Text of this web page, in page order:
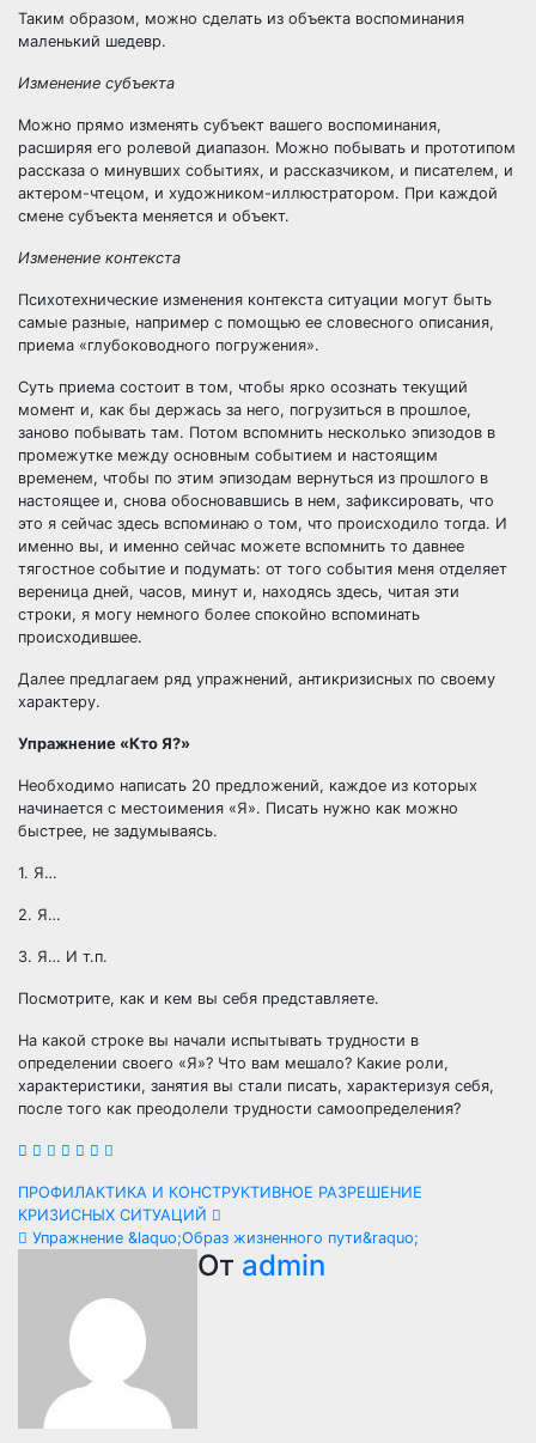
Таким образом, можно сделать из объекта воспоминания
маленький шедевр.
Изменение субъекта
Можно прямо изменять субъект вашего воспоминания,
расширяя его ролевой диапазон. Можно побывать и прототипом
рассказа о минувших событиях, и рассказчиком, и писателем, и
актером-чтецом, и художником-иллюстратором. При каждой
смене субъекта меняется и объект.
Изменение контекста
Психотехнические изменения контекста ситуации могут быть
самые разные, например с помощью ее словесного описания,
приема «глубоководного погружения».
Суть приема состоит в том, чтобы ярко осознать текущий
момент и, как бы держась за него, погрузиться в прошлое,
заново побывать там. Потом вспомнить несколько эпизодов в
промежутке между основным событием и настоящим
временем, чтобы по этим эпизодам вернуться из прошлого в
настоящее и, снова обосновавшись в нем, зафиксировать, что
это я сейчас здесь вспоминаю о том, что происходило тогда. И
именно вы, и именно сейчас можете вспомнить то давнее
тягостное событие и подумать: от того события меня отделяет
вереница дней, часов, минут и, находясь здесь, читая эти
строки, я могу немного более спокойно вспоминать
происходившее.
Далее предлагаем ряд упражнений, антикризисных по своему
характеру.
Упражнение «Кто Я?»
Необходимо написать 20 предложений, каждое из которых
начинается с местоимения «Я». Писать нужно как можно
быстрее, не задумываясь.
1. Я…
2. Я…
3. Я… И т.п.
Посмотрите, как и кем вы себя представляете.
На какой строке вы начали испытывать трудности в
определении своего «Я»? Что вам мешало? Какие роли,
характеристики, занятия вы стали писать, характеризуя себя,
после того как преодолели трудности самоопределения?
Навигация
по
записям
ПРОФИЛАКТИКА И КОНСТРУКТИВНОЕ РАЗРЕШЕНИЕ
КРИЗИСНЫХ СИТУАЦИЙ
Упражнение &laquo;Образ жизненного пути&raquo;
От admin